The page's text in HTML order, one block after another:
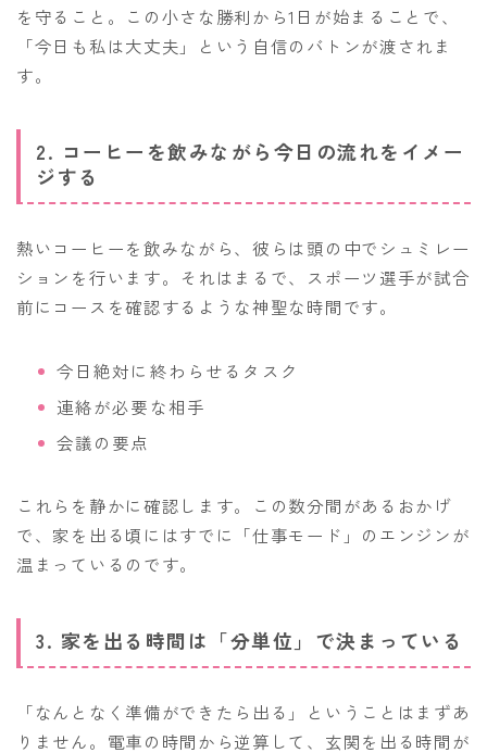
を守ること。この小さな勝利から1日が始まることで、
「今日も私は大丈夫」という自信のバトンが渡されま
す。
2. コーヒーを飲みながら今日の流れをイメー
ジする
熱いコーヒーを飲みながら、彼らは頭の中でシュミレー
ションを行います。それはまるで、スポーツ選手が試合
前にコースを確認するような神聖な時間です。
今日絶対に終わらせるタスク
連絡が必要な相手
会議の要点
これらを静かに確認します。この数分間があるおかげ
で、家を出る頃にはすでに「仕事モード」のエンジンが
温まっているのです。
3. 家を出る時間は「分単位」で決まっている
「なんとなく準備ができたら出る」ということはまずあ
りません。電車の時間から逆算して、玄関を出る時間が